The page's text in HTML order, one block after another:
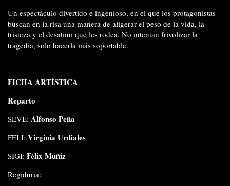
Un espectáculo divertido e ingenioso, en el que los protagonistas
buscan en la risa una manera de aligerar el peso de la vida, la
tristeza y el desatino que les rodea. No intentan frivolizar la
tragedia, solo hacerla más soportable.
FICHA ARTÍSTICA
Reparto
SEVE: Alfonso Peña
FELI: Virginia Urdiales
SIGI: Félix Muñiz
Regiduría: